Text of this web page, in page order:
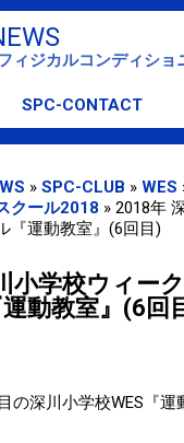
してメイン コンテン
ィジカルコンディショ
SPC-CONTACT
» SPC-CLUB » WES
クール2018 » 2018年
『運動教室』(6回目)
小学校ウィー
動教室』(6回
の深川小学校WES『運